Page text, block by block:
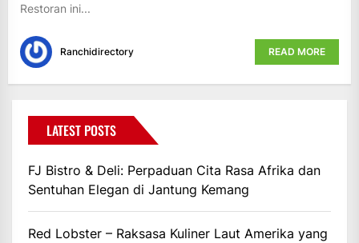
Restoran ini...
Ranchidirectory READ MORE
LATEST POSTS
FJ Bistro & Deli: Perpaduan Cita Rasa Afrika dan
Sentuhan Elegan di Jantung Kemang
Red Lobster – Raksasa Kuliner Laut Amerika yang